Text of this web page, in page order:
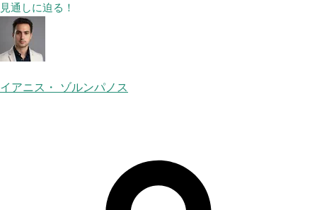
見通しに迫る！
イアニス・ ゾルンパノス